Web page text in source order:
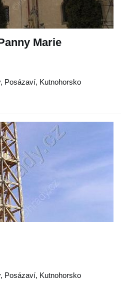
Marie
, Posázaví, Kutnohorsko
, Posázaví, Kutnohorsko